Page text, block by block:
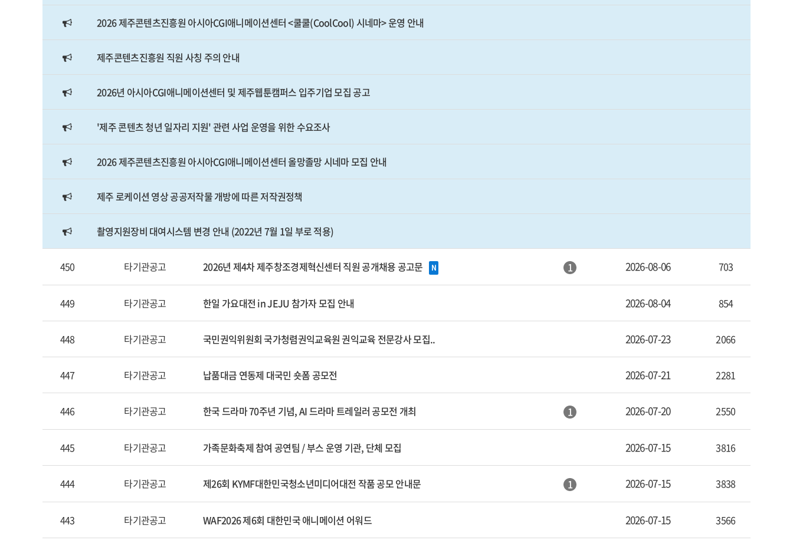
2026 제주콘텐츠진흥원 아시아CGI애니메이션센터 <쿨쿨(CoolCool) 시네마> 운영 안내
제주콘텐츠진흥원 직원 사칭 주의 안내
2026년 아시아CGI애니메이션센터 및 제주웹툰캠퍼스 입주기업 모집 공고
'제주 콘텐츠 청년 일자리 지원' 관련 사업 운영을 위한 수요조사
2026 제주콘텐츠진흥원 아시아CGI애니메이션센터 올망졸망 시네마 모집 안내
제주 로케이션 영상 공공저작물 개방에 따른 저작권정책
촬영지원장비 대여시스템 변경 안내 (2022년 7월 1일 부로 적용)
450 타기관공고 2026년 제4차 제주창조경제혁신센터 직원 공개채용 공고문 N 1 2026-08-06 703
449 타기관공고 한일 가요대전 in JEJU 참가자 모집 안내 2026-08-04 854
448 타기관공고 국민권익위원회 국가청렴권익교육원 권익교육 전문강사 모집.. 2026-07-23 2066
447 타기관공고 납품대금 연동제 대국민 숏폼 공모전 2026-07-21 2281
446 타기관공고 한국 드라마 70주년 기념, AI 드라마 트레일러 공모전 개최 1 2026-07-20 2550
445 타기관공고 가족문화축제 참여 공연팀 / 부스 운영 기관, 단체 모집 2026-07-15 3816
444 타기관공고 제26회 KYMF대한민국청소년미디어대전 작품 공모 안내문 1 2026-07-15 3838
443 타기관공고 WAF2026 제6회 대한민국 애니메이션 어워드 2026-07-15 3566